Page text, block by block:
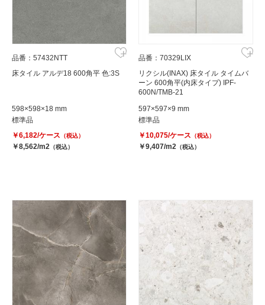
品番：57432NTT
床タイル アルデ18 600角平 色:3S
598×598×18 mm
標準品
￥6,182/ケース （税込）
￥8,562/m2 （税込）
品番：70329LIX
リクシル(INAX) 床タイル タイムバ
ーン 600角平(内床タイプ) IPF-
600N/TMB-21
597×597×9 mm
標準品
￥10,075/ケース （税込）
￥9,407/m2 （税込）